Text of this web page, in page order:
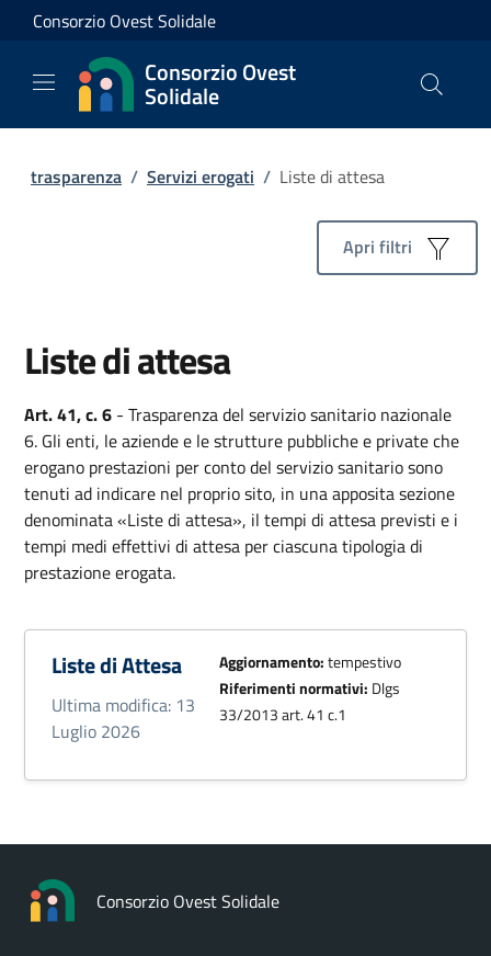
Consorzio Ovest Solidale
Consorzio Ovest
Solidale
trasparenza / Servizi erogati / Liste di attesa
Apri filtri
Liste di attesa
Art. 41, c. 6 - Trasparenza del servizio sanitario nazionale
6. Gli enti, le aziende e le strutture pubbliche e private che
erogano prestazioni per conto del servizio sanitario sono
tenuti ad indicare nel proprio sito, in una apposita sezione
denominata «Liste di attesa», il tempi di attesa previsti e i
tempi medi effettivi di attesa per ciascuna tipologia di
prestazione erogata.
Liste di Attesa
Ultima modifica: 13
Luglio 2026
Aggiornamento:tempestivo
Riferimenti normativi: Dlgs
33/2013 art. 41 c.1
Consorzio Ovest Solidale